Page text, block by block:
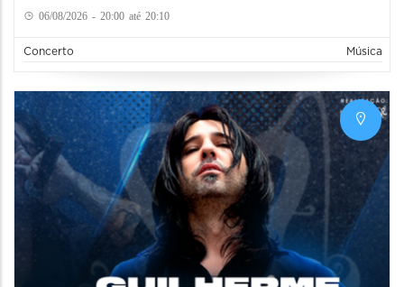
06/08/2026 - 20:00 até 20:10
Concerto Música